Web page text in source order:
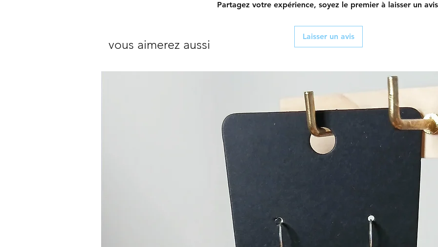
Partagez votre expérience, soyez le premier à laisser un
Laisser un avis
vous aimerez aussi